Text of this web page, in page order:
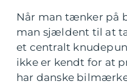
Når man tænker på
man sjældent til at
et centralt
ikke er kendt for at
har danske